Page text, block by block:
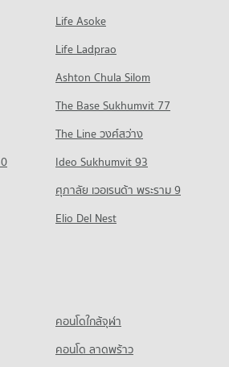
Floresta
Phuket
Center Phuket
Cheap Market
Cheap Market
Hospital Phuket
Hospital Siriroj
Life Asoke
Life Ladprao
Ashton Chula Silom
The Base Sukhumvit 77
The Line วงศ์สว่าง
Ideo Sukhumvit 93
ศุภาลัย เวอเรนด้า พระราม 9
Elio Del Nest
คอนโดใกล้จุฬา
คอนโด ลาดพร้าว